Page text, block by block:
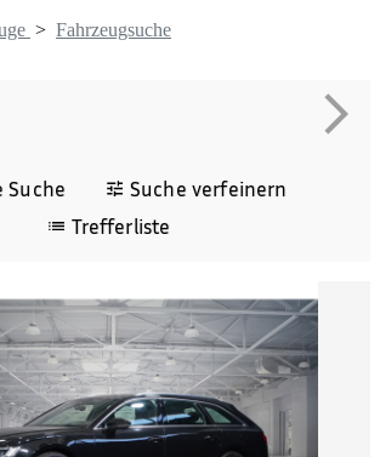
> Fahrzeugsuche
Suche
Suche verfeinern
Trefferliste